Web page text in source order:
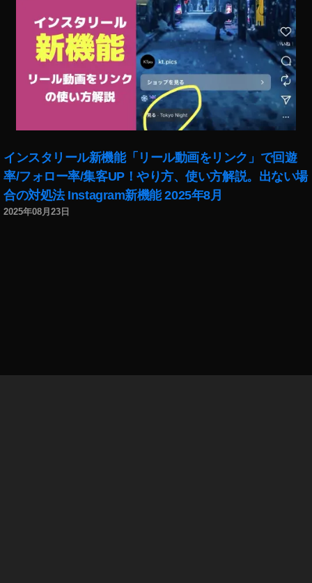
インスタリール新機能「リール動画をリンク」で回遊
率/フォロー率/集客UP！やり方、使い方解説。出ない場
合の対処法 Instagram新機能 2025年8月
2025年08月23日